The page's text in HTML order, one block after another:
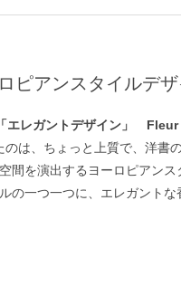
アンスタイルデザ
エレガントデザイン」 Fleur
は、ちょっと上質で、洋書
間を演出するヨーロピアンス
の一つ一つに、エレガントな